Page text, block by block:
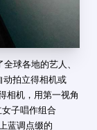
球各地的艺人、
拍立得相机或
相机，用第一视角
子唱作组合
蓝调点缀的